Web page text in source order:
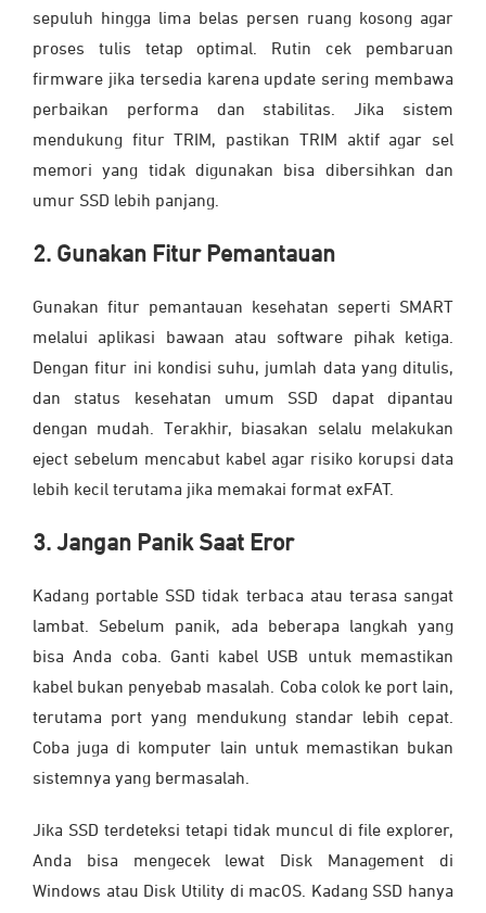
sepuluh hingga lima belas persen ruang kosong agar
proses tulis tetap optimal. Rutin cek pembaruan
firmware jika tersedia karena update sering membawa
perbaikan performa dan stabilitas. Jika sistem
mendukung fitur TRIM, pastikan TRIM aktif agar sel
memori yang tidak digunakan bisa dibersihkan dan
umur SSD lebih panjang.
2. Gunakan Fitur Pemantauan
Gunakan fitur pemantauan kesehatan seperti SMART
melalui aplikasi bawaan atau software pihak ketiga.
Dengan fitur ini kondisi suhu, jumlah data yang ditulis,
dan status kesehatan umum SSD dapat dipantau
dengan mudah. Terakhir, biasakan selalu melakukan
eject sebelum mencabut kabel agar risiko korupsi data
lebih kecil terutama jika memakai format exFAT.
3. Jangan Panik Saat Eror
Kadang portable SSD tidak terbaca atau terasa sangat
lambat. Sebelum panik, ada beberapa langkah yang
bisa Anda coba. Ganti kabel USB untuk memastikan
kabel bukan penyebab masalah. Coba colok ke port lain,
terutama port yang mendukung standar lebih cepat.
Coba juga di komputer lain untuk memastikan bukan
sistemnya yang bermasalah.
Jika SSD terdeteksi tetapi tidak muncul di file explorer,
Anda bisa mengecek lewat Disk Management di
Windows atau Disk Utility di macOS. Kadang SSD hanya